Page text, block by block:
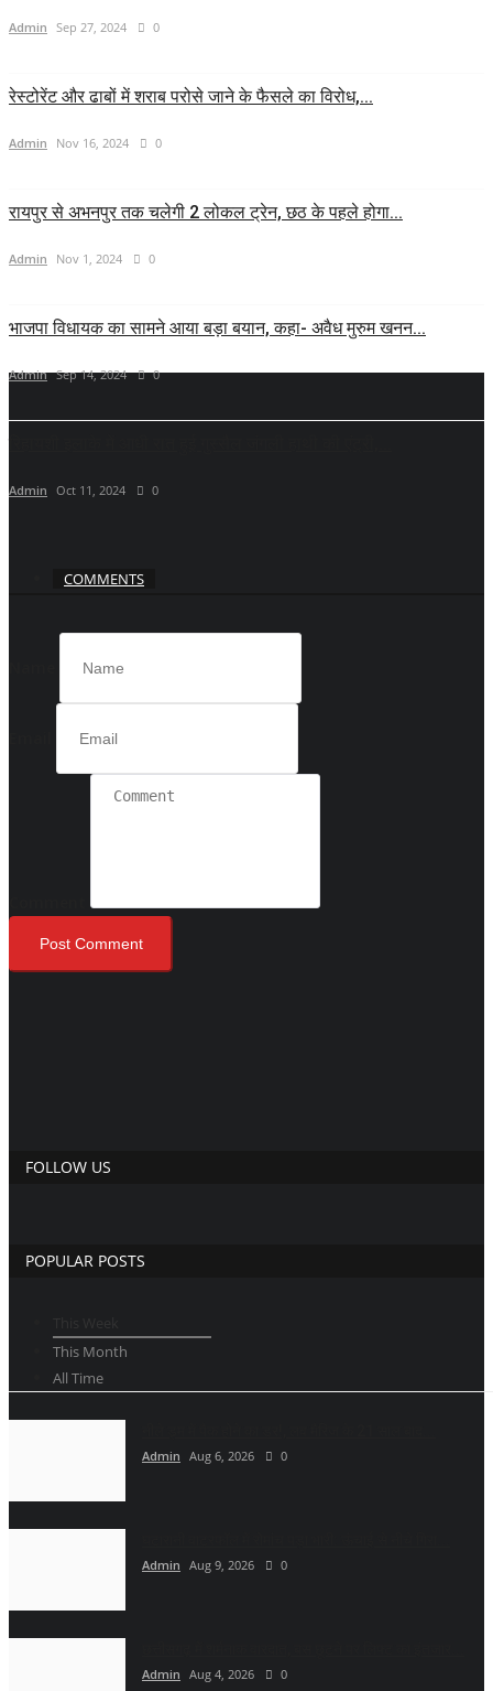
Admin Sep 27, 2024 0
रेस्टोरेंट और ढाबों में शराब परोसे जाने के फैसले का विरोध,...
Admin Nov 16, 2024 0
रायपुर से अभनपुर तक चलेगी 2 लोकल ट्रेन, छठ के पहले होगा...
Admin Nov 1, 2024 0
भाजपा विधायक का सामने आया बड़ा बयान, कहा- अवैध मुरुम खनन...
Admin Sep 14, 2024 0
Admin Oct 11, 2024 0
COMMENTS
Post Comment
FOLLOW US
POPULAR POSTS
This Month
All Time
Admin Aug 6, 2026 0
Admin Aug 9, 2026 0
Admin Aug 4, 2026 0